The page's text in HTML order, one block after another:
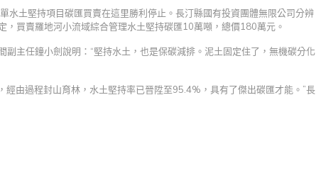
土堅持項目碳匯買賣在這里勝利停止。長汀縣國有投資團體無限公司分辨
買賣羅地河小流域綜合管理水土堅持碳匯10萬噸，總價180萬元。
主任鐘小劍說明：“堅持水土，也是保碳減排。泥土固定住了，無機碳分化
由過程封山育林，水土堅持率已晉陞至95.4%，具有了傑出碳匯才能。”長